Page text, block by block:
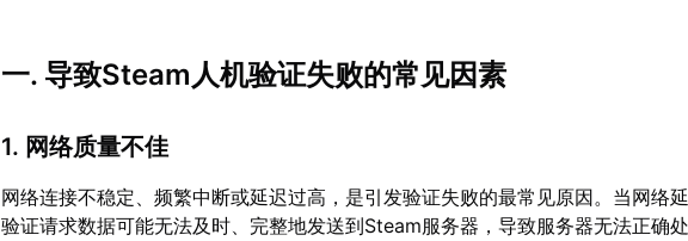
一. 导致Steam人机验证失败的常见因素
1. 网络质量不佳
网络连接不稳定、频繁中断或延迟过高，是引发验证失败的最常见原因。当网络
验证请求数据可能无法及时、完整地发送到Steam服务器，导致服务器无法正确